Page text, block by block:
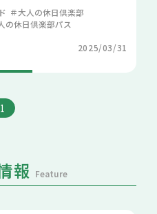
大人の休日倶楽部
の休日倶楽部パス
2025/03/31
1
報 Feature